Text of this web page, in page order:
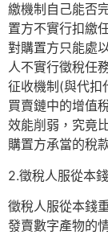
繳機制自己能否
置方不實行扣繳
對購置方只能處
人不實行徵稅任
征收機制(與代扣
買賣鏈中的增值
效能削弱，究竟
購置方承當的稅
2.徵稅人服從本
徵稅人服從本錢
發賣數字產物的